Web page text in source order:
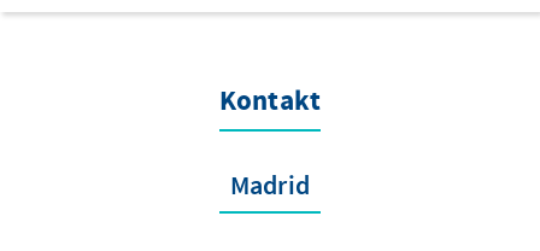
Kontakt
Madrid